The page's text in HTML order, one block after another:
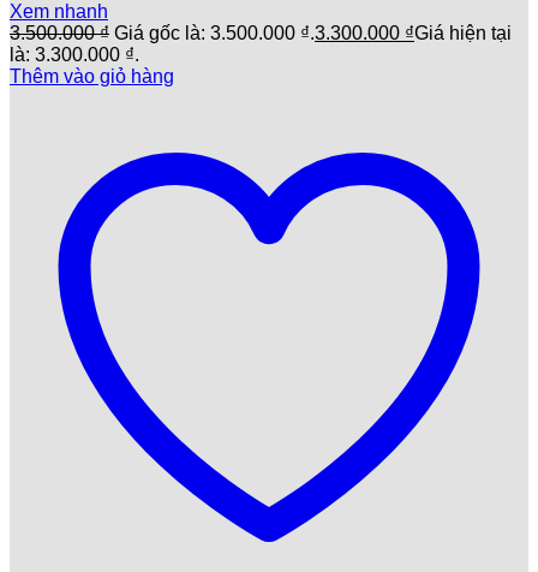
Xem nhanh
3.500.000₫ Giá gốc là: 3.500.000 ₫.3.300.000 ₫Giá hiện tại
là: 3.300.000 ₫.
Thêm vào giỏ hàng